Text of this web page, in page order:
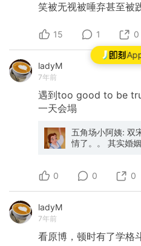
笑被无视被唾弃甚至被
15 1 0
ladyM
7年前
遇到too good to be
一天会塌
五角场小阿姨: 双
情了。。 其实婚
回顾一下双宋曾
0 0 0
ladyM
7年前
看原博，顿时有了学格